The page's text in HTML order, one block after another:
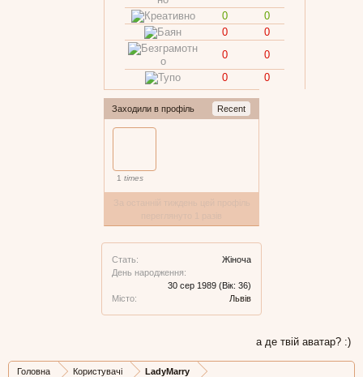
0
0
0
0
0
0
0
0
Заходили в профіль Recent
1 times
Стать:
Жіноча
День народження:
30 сер 1989 (Вік: 36)
Місто:
Львів
а де твій аватар? :)
Головна Користувачі LadyMarry